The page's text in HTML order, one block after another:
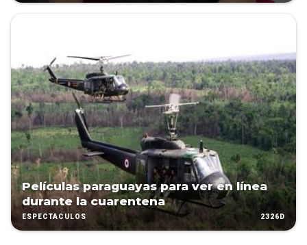
Películas paraguayas para ver en línea
durante la cuarentena
ESPECTÁCULOS 2326D